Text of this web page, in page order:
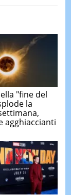
"fine del
la
agghiaccianti